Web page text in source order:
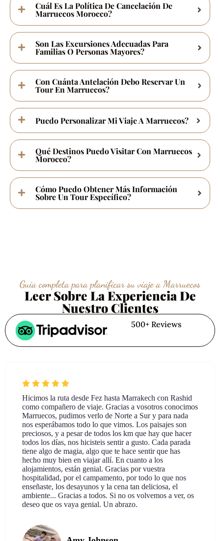
Cuál Es La Política De Cancelación De
Marruecos Morocco?
Son Las Excursiones Adecuadas Para
Familias O Personas Mayores?
Con Cuánta Antelación Debo Reservar Un
Tour En Marruecos?
Puedo Personalizar Mi Viaje A Marruecos?
Qué Destinos Puedo Visitar Con Marruecos
Morocco?
Cómo Puedo Obtener Más Información
Sobre Un Tour Específico?
Guía completa para planificar su viaje a Marruecos
Leer Sobre La Experiencia De
Nuestro Clientes
500+ Reviews
la
familiar y
Hicimos la ruta desde Fez hasta Marrakech con
como compañero de viaje. Gracias a vosotros
Marruecos, pudimos verlo de Norte a Sur y
nos esperábamos todo lo que vimos. Los
preciosos, y a pesar de todos los km que hay
todos los días, nos hicisteis sentir a gusto. Cada
tiene algo de magia, algo que te hace sentir que
hecho muy bien en viajar allí. En cuanto a los
alojamientos, están genial. Gracias por vuestra
hospitalidad, por el campamento, por todo lo
enseñaste, los desayunos y la cena tan
ambiente... Gracias a todos. Si no os volvemos
deseo que os vaya genial. Un abrazo.